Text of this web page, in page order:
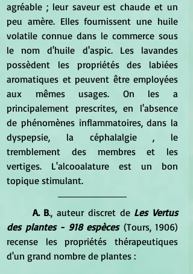
agréable ; leur saveur est chaude et un
peu amère. Elles fournissent une huile
volatile connue dans le commerce sous
le nom d'huile d'aspic. Les lavandes
possèdent les propriétés des labiées
aromatiques et peuvent être employées
aux mêmes usages. On les a
principalement prescrites, en l'absence
de phénomènes inflammatoires, dans la
dyspepsie, la céphalalgie , le
tremblement des membres et les
vertiges. L'alcooalature est un bon
topique stimulant.
	A. B
., auteur discret de Les Vertus
des plantes - 918 espèces (Tours, 1906)
recense les propriétés thérapeutiques
d'un grand nombre de plantes :